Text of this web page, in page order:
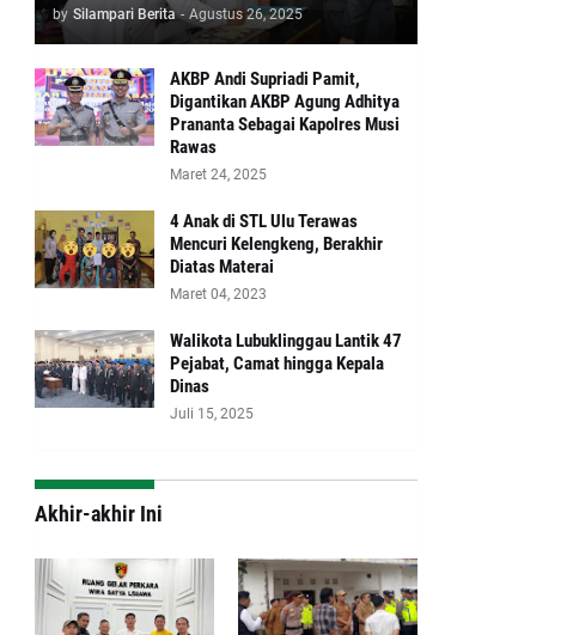
by Silampari Berita - Agustus 26, 2025
AKBP Andi Supriadi Pamit,
Digantikan AKBP Agung Adhitya
Prananta Sebagai Kapolres Musi
Rawas
Maret 24, 2025
4 Anak di STL Ulu Terawas
Mencuri Kelengkeng, Berakhir
Diatas Materai
Maret 04, 2023
Walikota Lubuklinggau Lantik 47
Pejabat, Camat hingga Kepala
Dinas
Juli 15, 2025
Akhir-akhir Ini